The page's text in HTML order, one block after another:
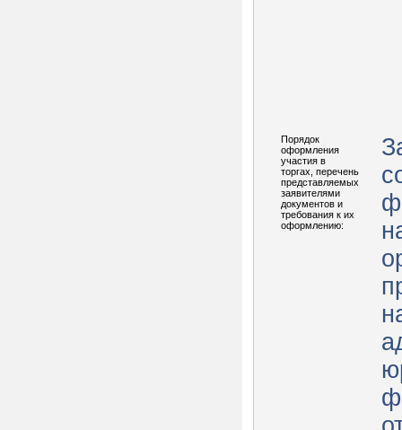
Порядок
оформления
участия в
торгах, перечень
представляемых
заявителями
документов и
требования к их
оформлению: